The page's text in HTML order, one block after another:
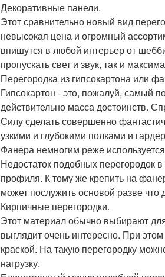
Декоративные панели.
Этот сравнительно новый вид
невысокая цена и огромный
впишутся в любой интерьер от
пропускать свет и звук, так и
Перегородка из гипсокартона или
Гипсокартон - это, пожалуй, самый
действительно масса достоинств.
Силу сделать совершенно
узкими и глубокими полками и
Фанера немногим реже
Недостаток подобных перегородок
профиля. К тому же крепить на
может послужить основой разве
Кирпичные перегородки.
Этот материал обычно выбирают
выглядит очень интересно. При
краской. На такую перегородку
нагрузку.